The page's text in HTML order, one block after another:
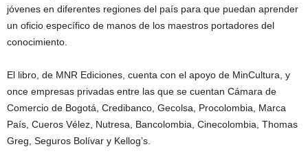
jóvenes en diferentes regiones del país para que puedan aprender
un oficio específico de manos de los maestros portadores del
conocimiento.
El libro, de MNR Ediciones, cuenta con el apoyo de MinCultura, y
once empresas privadas entre las que se cuentan Cámara de
Comercio de Bogotá, Credibanco, Gecolsa, Procolombia, Marca
País, Cueros Vélez, Nutresa, Bancolombia, Cinecolombia, Thomas
Greg, Seguros Bolívar y Kellog’s.